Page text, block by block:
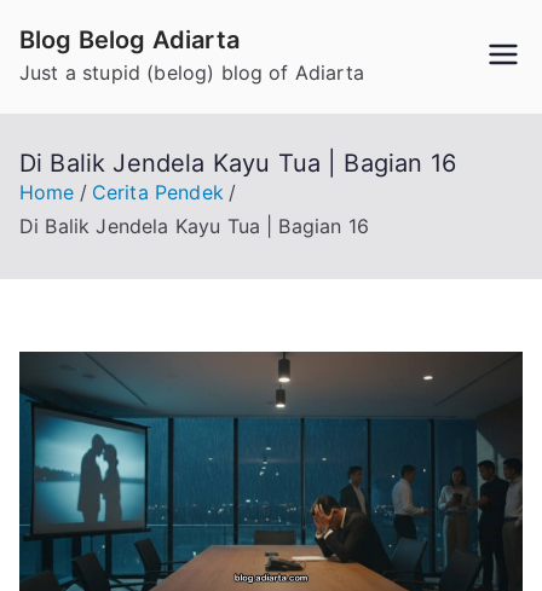
content
Blog Belog Adiarta
Just a stupid (belog) blog of Adiarta
Di Balik Jendela Kayu Tua | Bagian 16
Home
Cerita Pendek
Di Balik Jendela Kayu Tua | Bagian 16